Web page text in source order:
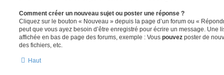
Comment créer un nouveau sujet ou poster une réponse ?
Cliquez sur le bouton « Nouveau » depuis la page d’un forum ou «
peut que vous ayez besoin d’être enregistré pour écrire un message. Une
affichée en bas de page des forums, exemple : Vous pouvez poster de
des fichiers, etc.
Haut